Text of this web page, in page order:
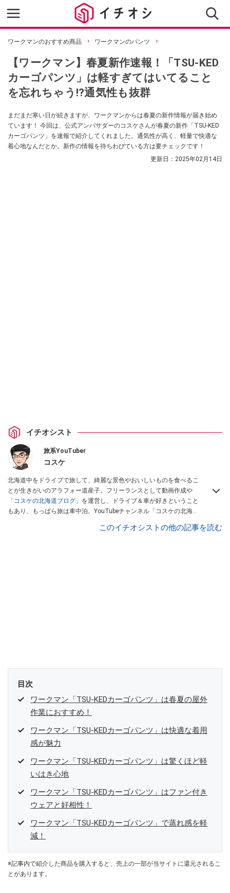
ワークマンのおすすめ商品 ワークマンのパンツ
【ワークマン】春夏新作速報！「TSU-KED
カーゴパンツ」は軽すぎてはいてること
を忘れちゃう!?通気性も抜群
まだまだ寒い日が続きますが、ワークマンからは春夏の新作情報が届き始め
ています！ 今回は、公式アンバサダーのコスケさんが春夏の新作「TSU-KED
カーゴパンツ」を速報で紹介してくれました。通気性が高く、軽量で快適な
着心地なんだとか。新作の情報を待ちわびている方は要チェックです！
更新日： 2025年02月14日
イチオシスト
旅系YouTuber
コスケ
北海道中をドライブで旅して、綺麗な景色やおいしいものを食べるこ
とが生きがいのアラフォー道産子。フリーランスとして動画作成や
「コスケの北海道ブログ」 を運営し、ドライブ＆車が好きということ
もあり、もっぱら旅は車中泊。YouTubeチャンネル「コスケの北海道
子、旅だけではなく車のレポートなども配信中。このイチオシストの他の記事を読む
目次
ワークマン「TSU-KEDカーゴパンツ」は春夏の屋外
作業におすすめ！
ワークマン「TSU-KEDカーゴパンツ」は快適な着用
感が魅力
ワークマン「TSU-KEDカーゴパンツ」は驚くほど軽
いはき心地
ワークマン「TSU-KEDカーゴパンツ」はファン付き
ウェアと好相性！
ワークマン「TSU-KEDカーゴパンツ」で蒸れ感を軽
減！
※記事内で紹介した商品を購入すると、売上の一部が当サイトに還元されるこ
とがあります。